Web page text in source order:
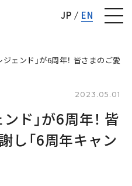
JP EN
ジェンド」が6周年！ 皆さまのご愛
2023.05.01
ド」が6周年！ 皆
し「6周年キャン